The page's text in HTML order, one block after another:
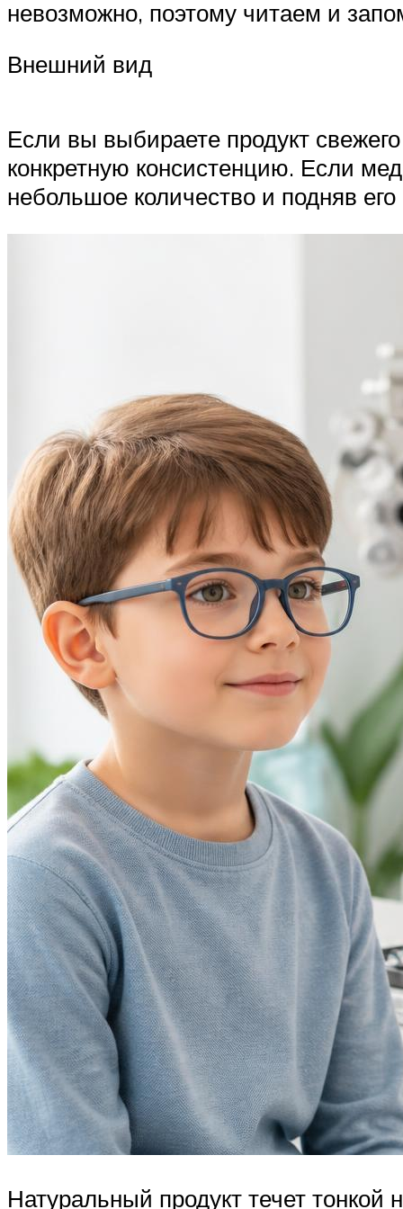
невозможно, поэтому читаем и
Внешний вид
Если вы выбираете продукт
конкретную консистенцию. Если
небольшое количество и подняв
Натуральный продукт течет